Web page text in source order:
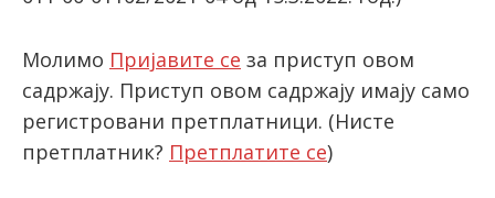
Молимо Пријавите се за приступ овом
садржају. Приступ овом садржају имају само
регистровани претплатници. (Нисте
претплатник? Претплатите се)